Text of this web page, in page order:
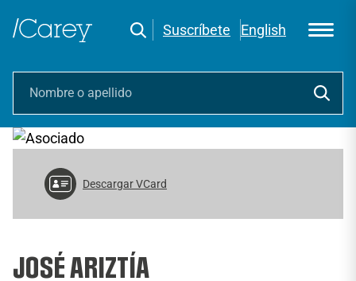
Suscríbete English
Descargar VCard
JOSÉ ARIZTÍA